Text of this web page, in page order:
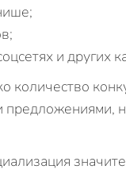
и других
количество